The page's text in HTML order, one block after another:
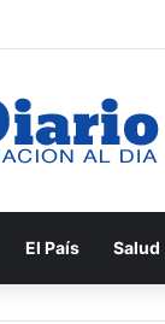
El País Salud